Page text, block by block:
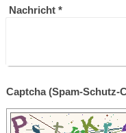
Nachricht *